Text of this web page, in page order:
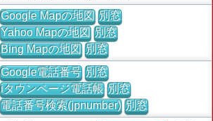
Google Mapの地図 別窓
Yahoo Mapの地図 別窓
Bing Mapの地図 別窓
Google電話番号 別窓
iタウンページ電話帳 別窓
電話番号検索(jpnumber) 別窓